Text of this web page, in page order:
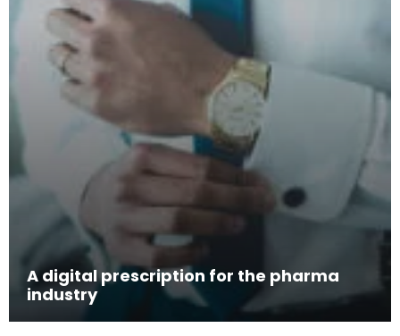
A digital prescription for the pharma
industry